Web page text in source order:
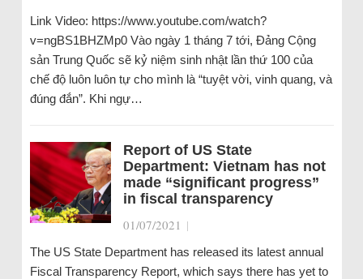
Link Video: https://www.youtube.com/watch?
v=ngBS1BHZMp0 Vào ngày 1 tháng 7 tới, Đảng Cộng
sản Trung Quốc sẽ kỷ niệm sinh nhật lần thứ 100 của
chế độ luôn luôn tự cho mình là “tuyệt vời, vinh quang, và
đúng đắn”. Khi ngự…
Report of US State
Department: Vietnam has not
made “significant progress”
in fiscal transparency
01/07/2021 |
The US State Department has released its latest annual
Fiscal Transparency Report, which says there has yet to